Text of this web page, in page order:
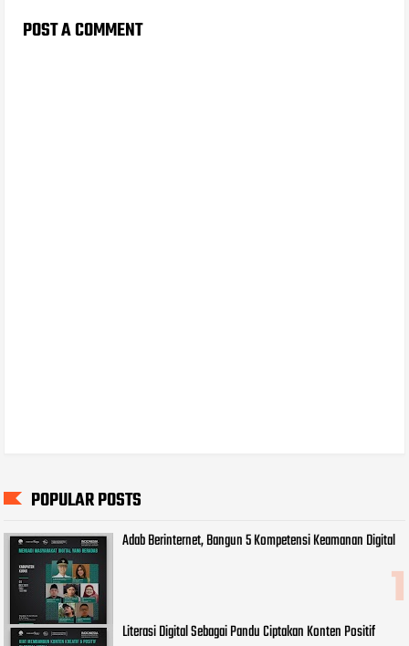
POST A COMMENT
POPULAR POSTS
Adab Berinternet, Bangun 5 Kompetensi Keamanan Digital
Literasi Digital Sebagai Pandu Ciptakan Konten Positif